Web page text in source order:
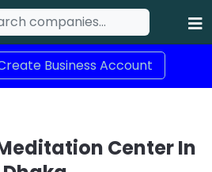
Business Account
Center In